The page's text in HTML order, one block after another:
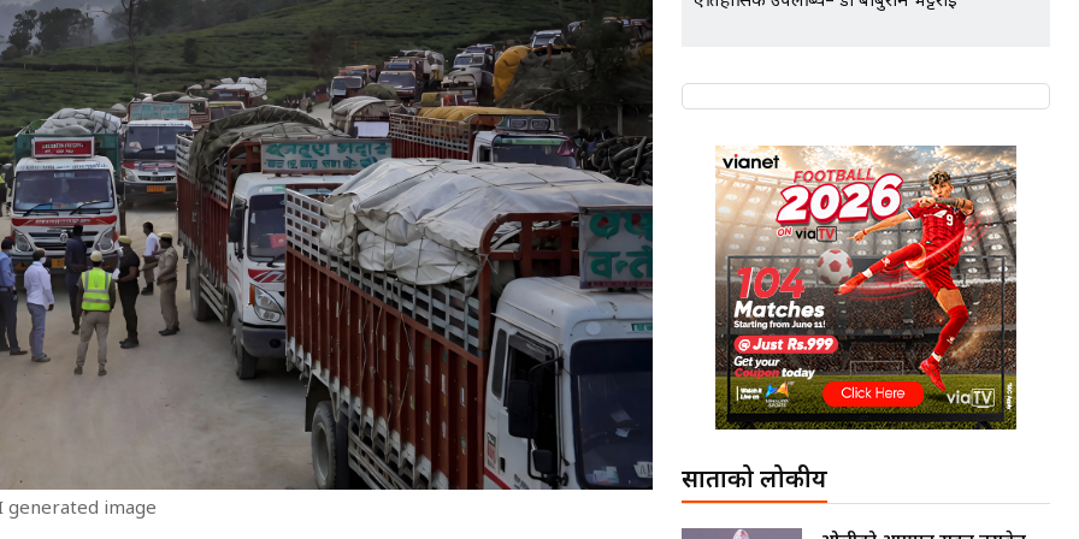
generated image
साताको लोकप्रीय